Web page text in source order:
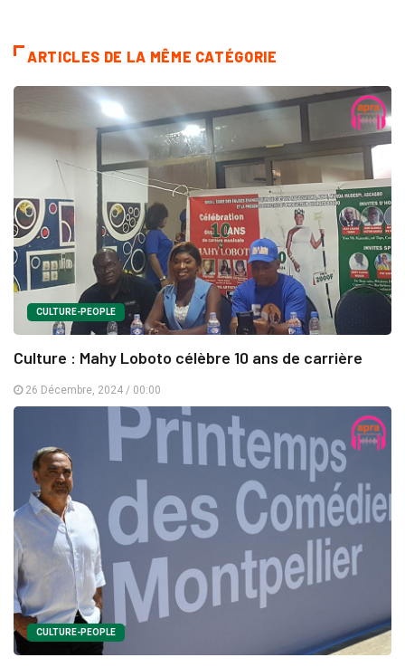
ARTICLES DE LA MÊME CATÉGORIE
CULTURE-PEOPLE
Culture : Mahy Loboto célèbre 10 ans de carrière
26 Décembre, 2024 / 00:00
CULTURE-PEOPLE